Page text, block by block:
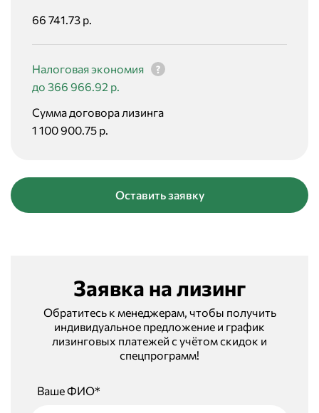
66 741.73 р.
Налоговая экономия
до 366 966.92 р.
Сумма договора лизинга
1 100 900.75 р.
Оставить заявку
Заявка на лизинг
Обратитесь к менеджерам, чтобы получить
индивидуальное предложение и график
лизинговых платежей с учётом скидок и
спецпрограмм!
Ваше ФИО*